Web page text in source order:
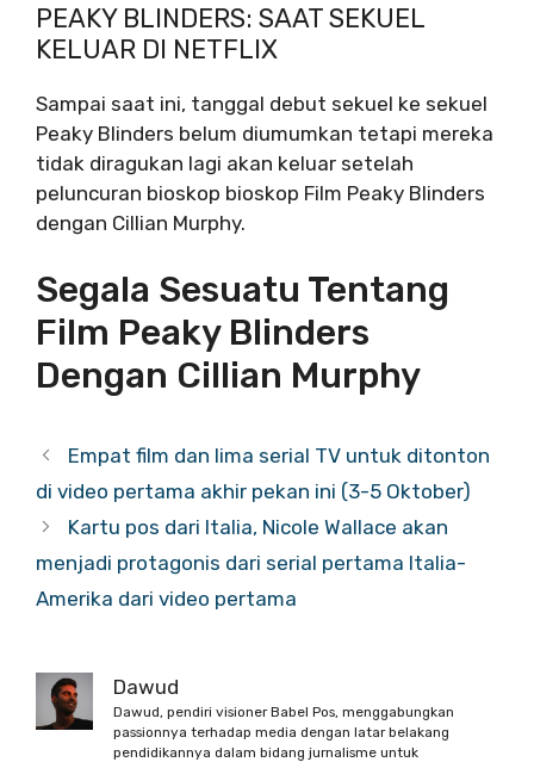
PEAKY BLINDERS: SAAT SEKUEL
KELUAR DI NETFLIX
Sampai saat ini, tanggal debut sekuel ke sekuel
Peaky Blinders belum diumumkan tetapi mereka
tidak diragukan lagi akan keluar setelah
peluncuran bioskop bioskop Film Peaky Blinders
dengan Cillian Murphy.
Segala Sesuatu Tentang
Film Peaky Blinders
Dengan Cillian Murphy
Empat film dan lima serial TV untuk ditonton
di video pertama akhir pekan ini (3-5 Oktober)
Kartu pos dari Italia, Nicole Wallace akan
menjadi protagonis dari serial pertama Italia-
Amerika dari video pertama
Dawud
Dawud, pendiri visioner Babel Pos, menggabungkan
passionnya terhadap media dengan latar belakang
pendidikannya dalam bidang jurnalisme untuk